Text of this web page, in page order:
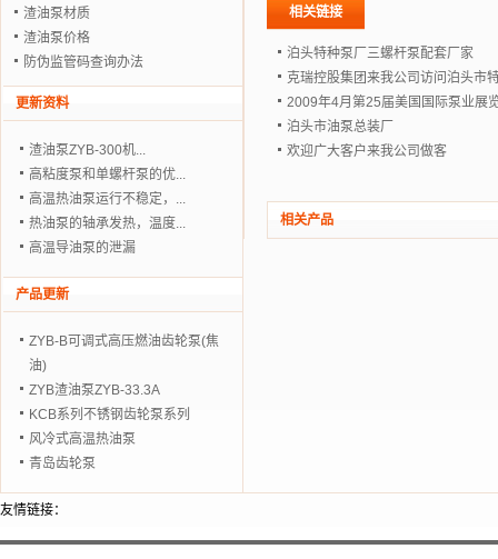
相关链接
泊头特种泵厂三螺杆泵配套厂家
克瑞控股集团来我公司访问泊头市
2009年4月第25届美国国际泵业展
泊头市油泵总装厂
欢迎广大客户来我公司做客
相关产品
渣油泵材质
渣油泵价格
防伪监管码查询办法
更新资料
渣油泵ZYB-300机...
高粘度泵和单螺杆泵的优...
高温热油泵运行不稳定，...
热油泵的轴承发热，温度...
高温导油泵的泄漏
产品更新
ZYB-B可调式高压燃油齿轮泵(焦
油)
ZYB渣油泵ZYB-33.3A
KCB系列不锈钢齿轮泵系列
风冷式高温热油泵
青岛齿轮泵
友情链接：